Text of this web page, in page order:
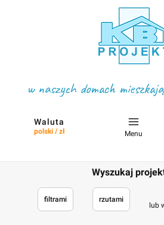
w naszych domach
Waluta
polski / zł Menu
Wyszukaj
filtrami rzutami
lub